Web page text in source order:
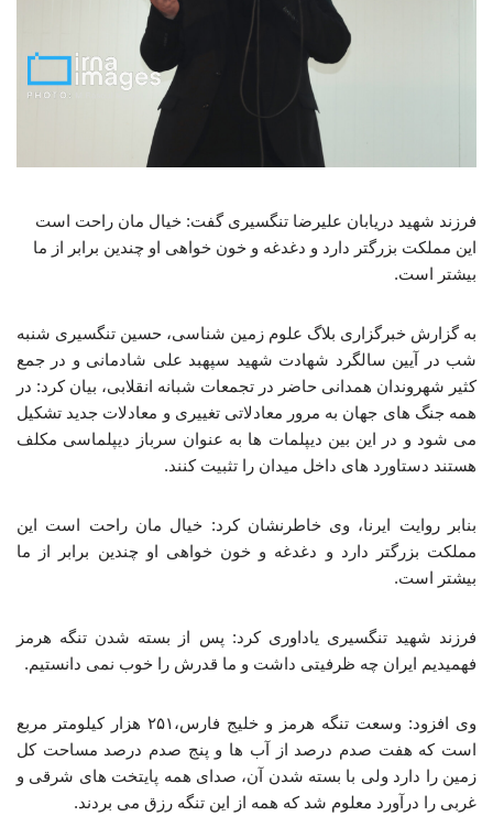
فرزند شهید دریابان علیرضا تنگسیری گفت: خیال مان راحت است
این مملکت بزرگتر دارد و دغدغه و خون خواهی او چندین برابر از ما
بیشتر است.
به گزارش خبرگزاری بلاگ علوم زمین شناسی، حسین تنگسیری شنبه
شب در آیین سالگرد شهادت شهید سپهبد علی شادمانی و در جمع
کثیر شهروندان همدانی حاضر در تجمعات شبانه انقلابی، بیان کرد: در
همه جنگ های جهان به مرور معادلاتی تغییری و معادلات جدید تشکیل
می شود و در این بین دیپلمات ها به عنوان سرباز دیپلماسی مکلف
هستند دستاورد های داخل میدان را تثبیت کنند.
بنابر روایت ایرنا، وی خاطرنشان کرد: خیال مان راحت است این
مملکت بزرگتر دارد و دغدغه و خون خواهی او چندین برابر از ما
بیشتر است.
فرزند شهید تنگسیری یاداوری کرد: پس از بسته شدن تنگه هرمز
فهمیدیم ایران چه ظرفیتی داشت و ما قدرش را خوب نمی دانستیم.
وی افزود: وسعت تنگه هرمز و خلیج فارس،۲۵۱ هزار کیلومتر مربع
است که هفت صدم درصد از آب ها و پنج صدم درصد مساحت کل
زمین را دارد ولی با بسته شدن آن، صدای همه پایتخت های شرقی و
غربی را درآورد معلوم شد که همه از این تنگه رزق می بردند.